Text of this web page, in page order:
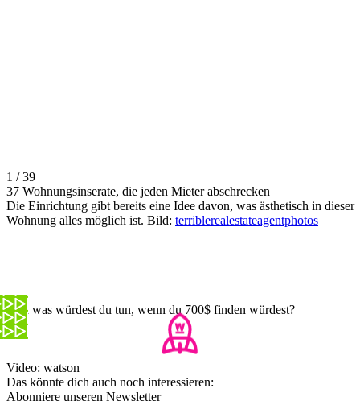
1 / 39
37 Wohnungsinserate, die jeden Mieter abschrecken
Die Einrichtung gibt bereits eine Idee davon, was ästhetisch in dieser
Wohnung alles möglich ist. Bild: terriblerealestateagentphotos
Und was würdest du tun, wenn du 700$ finden würdest?
Video: watson
Das könnte dich auch noch interessieren:
Abonniere unseren Newsletter